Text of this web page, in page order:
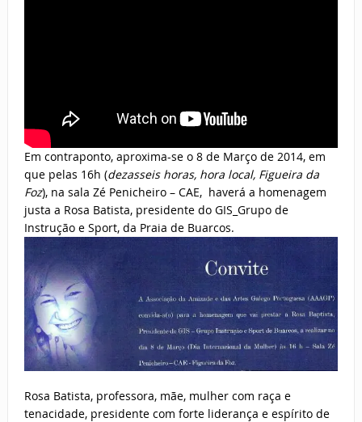
Em contraponto, aproxima-se o 8 de Março de 2014, em
que pelas 16h (dezasseis horas, hora local, Figueira da
Foz), na sala Zé Penicheiro – CAE, haverá a homenagem
justa a Rosa Batista, presidente do GIS_Grupo de
Instrução e Sport, da Praia de Buarcos.
Rosa Batista, professora, mãe, mulher com raça e
tenacidade, presidente com forte liderança e espírito de